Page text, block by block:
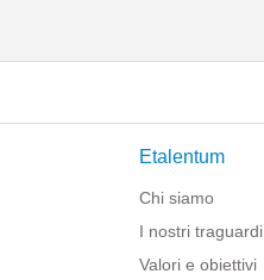
Etalentum
Chi siamo
I nostri traguardi
Valori e obiettivi